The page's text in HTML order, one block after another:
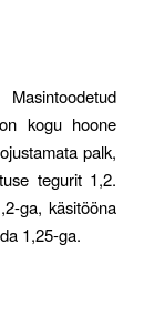
kogu hoone
palk,
tegurit 1,2.
ga, käsitööna
1,25-ga.